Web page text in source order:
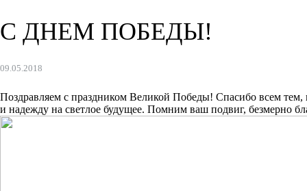
С ДНЕМ ПОБЕДЫ!
09.05.2018
Поздравляем с праздником Великой Победы! Спасибо всем
и надежду на светлое будущее. Помним ваш подвиг, безмерно